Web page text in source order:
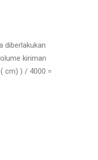
diberlakukan
kiriman
cm) ) / 4000 =